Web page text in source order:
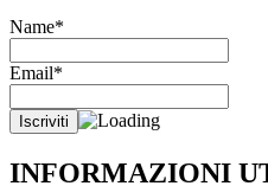
Name*
Email*
INFORMAZIONI